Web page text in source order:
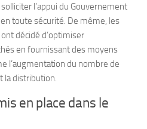
l’appui du Gouvernement
toute sécurité. De même, les
décidé d’optimiser
en fournissant des moyens
l’augmentation du nombre de
la distribution.
en place dans le